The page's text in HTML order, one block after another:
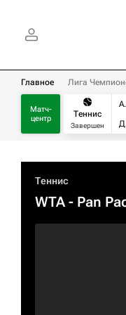
Главное Лига
Матч-
центр
Теннис
Завершен
Теннис
WTA- Pan